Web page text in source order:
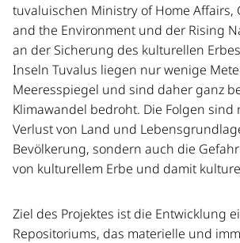
tuvaluischen Ministry of Home Affairs,
and the Environment und der Rising
an der Sicherung des kulturellen
Inseln Tuvalus liegen nur wenige
Meeresspiegel und sind daher ganz
Klimawandel bedroht. Die Folgen
Verlust von Land und
Bevölkerung, sondern auch die
von kulturellem Erbe und damit
Ziel des Projektes ist die Entwicklung
Repositoriums, das materielle und